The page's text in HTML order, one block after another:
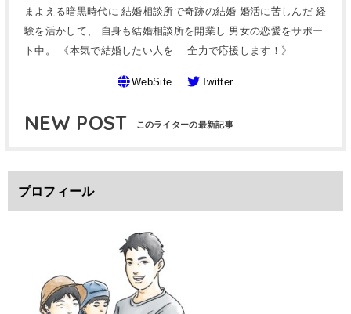
まよえる暗黒時代に 結婚相談所で奇跡の結婚 婚活に苦しんだ 経
験を活かして、 自身も結婚相談所を開業し 男女の恋愛をサポー
ト中。 《本気で結婚したい人を 全力で応援します！》
WebSite Twitter
NEW POST
プロフィール